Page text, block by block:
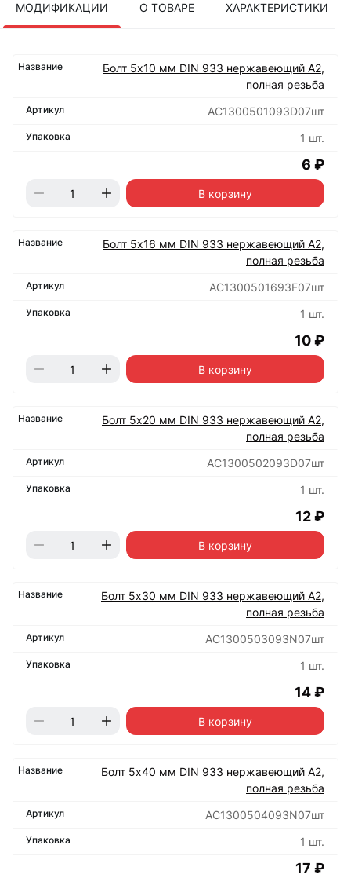
МОДИФИКАЦИИ О ТОВАРЕ ХАРАКТЕРИСТИКИ
Болт 5х10 мм DIN 933 нержавеющий А2,
полная резьба
АС1300501093D07шт
1 шт.
6 ₽
В корзину
Болт 5х16 мм DIN 933 нержавеющий А2,
полная резьба
АС1300501693F07шт
1 шт.
10 ₽
В корзину
Болт 5х20 мм DIN 933 нержавеющий А2,
полная резьба
АС1300502093D07шт
1 шт.
12 ₽
В корзину
Болт 5х30 мм DIN 933 нержавеющий А2,
полная резьба
АС1300503093N07шт
1 шт.
14 ₽
В корзину
Болт 5х40 мм DIN 933 нержавеющий А2,
полная резьба
АС1300504093N07шт
1 шт.
17 ₽